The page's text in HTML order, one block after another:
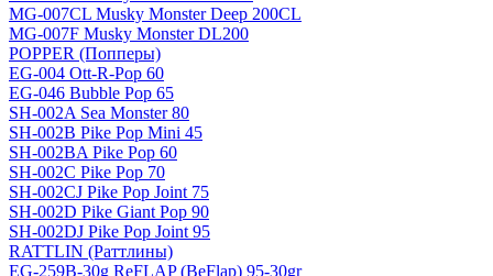
MG-007CL Musky Monster Deep 200CL
MG-007F Musky Monster DL200
POPPER (Попперы)
EG-004 Ott-R-Pop 60
EG-046 Bubble Pop 65
SH-002A Sea Monster 80
SH-002B Pike Pop Mini 45
SH-002BA Pike Pop 60
SH-002C Pike Pop 70
SH-002CJ Pike Pop Joint 75
SH-002D Pike Giant Pop 90
SH-002DJ Pike Pop Joint 95
RATTLIN (Раттлины)
EG-259B-30g ReFLAP (BeFlap) 95-30gr